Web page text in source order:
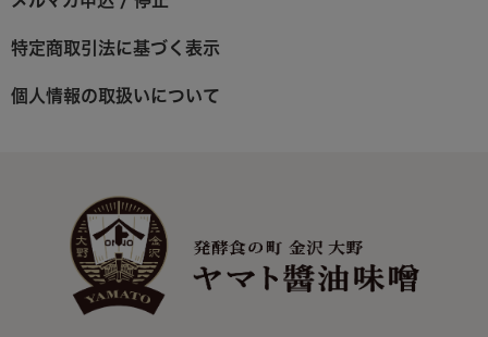
特定商取引法に基づく表示
個人情報の取扱いについて